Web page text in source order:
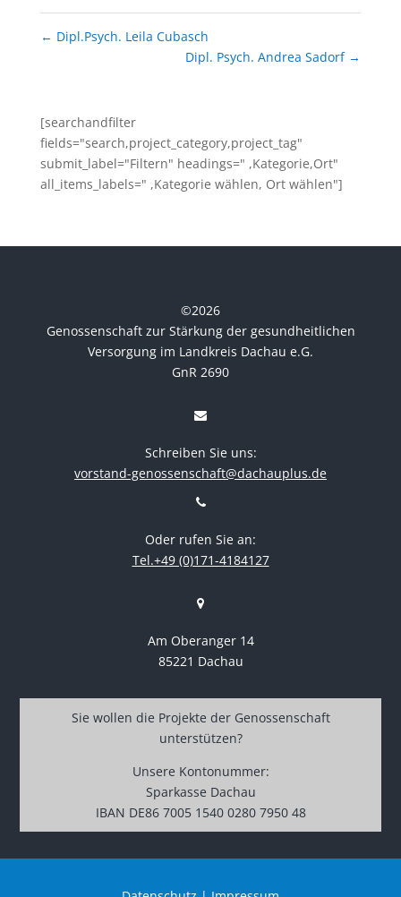
← Dipl.Psych. Leila Cubasch
Dipl. Psych. Andrea Sadorf →
[searchandfilter
fields="search,project_category,project_tag"
submit_label="Filtern" headings=" ,Kategorie,Ort"
all_items_labels=" ,Kategorie wählen, Ort wählen"]
©2026
Genossenschaft zur Stärkung der gesundheitlichen
Versorgung im Landkreis Dachau e.G.
GnR 2690
Schreiben Sie uns:
vorstand-genossenschaft@dachauplus.de
Oder rufen Sie an:
Tel.+49 (0)171-4184127
Am Oberanger 14
85221 Dachau
Sie wollen die Projekte der Genossenschaft
unterstützen?
Unsere Kontonummer:
Sparkasse Dachau
IBAN DE86 7005 1540 0280 7950 48